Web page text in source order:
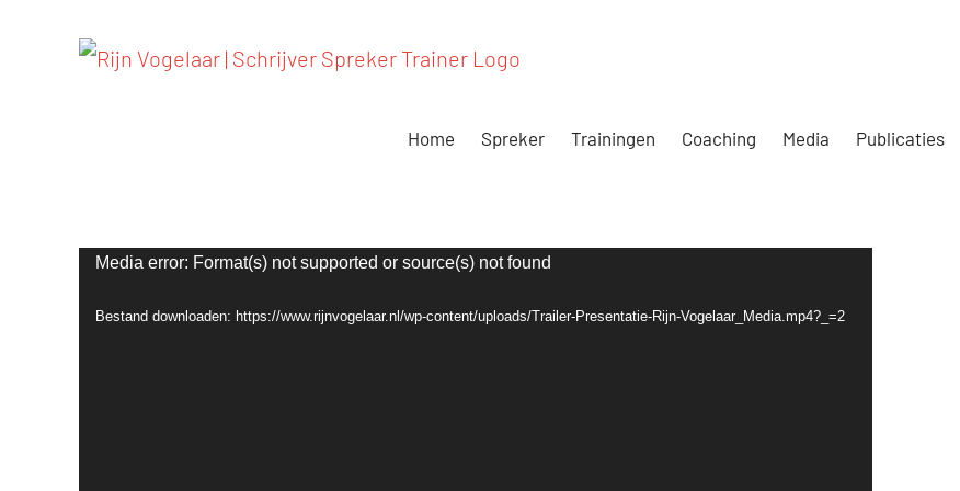
Home Spreker Trainingen Coaching Media Publicaties
Videospeler
Media error: Format(s) not supported or source(s) not found
Bestand downloaden: https://www.rijnvogelaar.nl/wp-content/uploads/Trailer-Presentatie-Rijn-Vogelaar_Media.mp4?_=2